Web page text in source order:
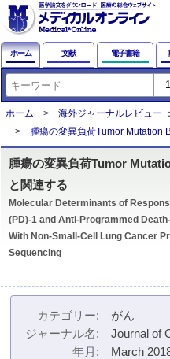
ホーム 文献 電子書籍
ホーム
海外ジャーナルレビュー
腫瘍の変異負荷Tumor Mutation
腫瘍の変異負荷Tumor
と関連する
Molecular Determinants of
(PD)-1 and Anti-Programmed
With Non-Small-Cell Lung Cancer
Sequencing
カテゴリー
がん
ジャーナル名
Journal of
年月
March